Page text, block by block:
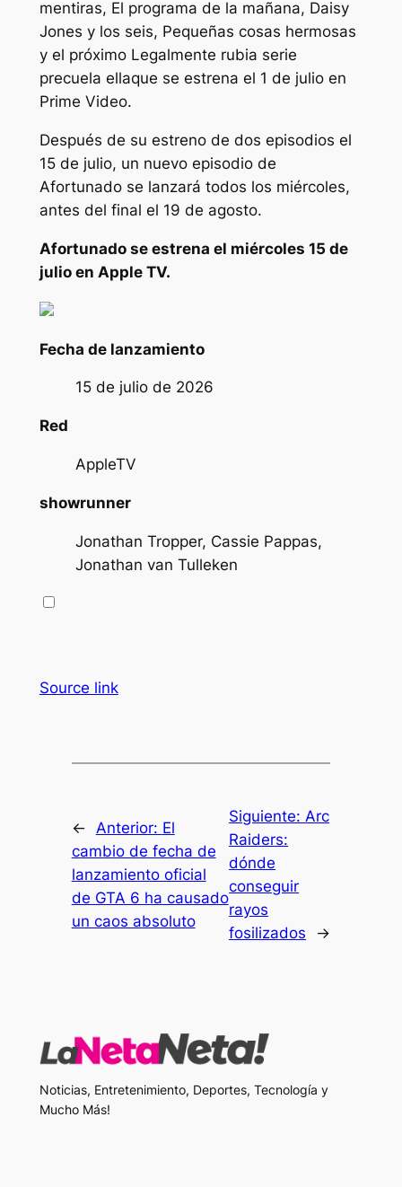
mentiras, El programa de la mañana, Daisy
Jones y los seis, Pequeñas cosas hermosas
y el próximo Legalmente rubia serie
precuela ellaque se estrena el 1 de julio en
Prime Video.
Después de su estreno de dos episodios el
15 de julio, un nuevo episodio de
Afortunado se lanzará todos los miércoles,
antes del final el 19 de agosto.
Afortunado se estrena el miércoles 15 de
julio en Apple TV.
Fecha de lanzamiento
15 de julio de 2026
Red
AppleTV
showrunner
Jonathan Tropper, Cassie Pappas,
Jonathan van Tulleken
Source link
← Anterior: El
cambio de fecha de
lanzamiento oficial
de GTA 6 ha causado
un caos absoluto
Siguiente: Arc
Raiders:
dónde
conseguir
rayos
fosilizados
→
Noticias, Entretenimiento, Deportes, Tecnología y
Mucho Más!